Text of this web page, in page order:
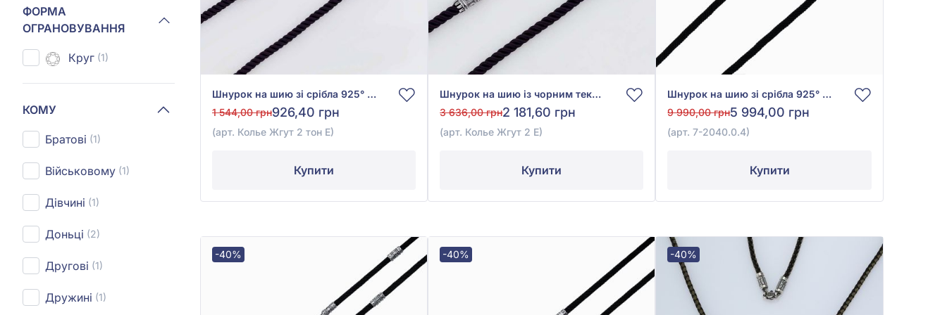
ФОРМА
ОГРАНОВУВАННЯ
Круг (1)
КОМУ
Братові (1)
Військовому (1)
Дівчині (1)
Доньці (2)
Другові (1)
Дружині (1)
Шнурок на шию зі срібла 925° з чорним текстилем, арт. Колье Жгут 2 тон Е
1 544,00 грн926,40 грн
(арт. Колье Жгут 2 тон Е)
Купити
Шнурок на шию із чорним текстилем зі срібла 925°, арт. Колье Жгут 2 Е
3 636,00 грн2 181,60 грн
(арт. Колье Жгут 2 Е)
Купити
Шнурок на шию зі срібла 925° без вставки, арт. 7-2040.0.4
9 990,00 грн5 994,00 грн
(арт. 7-2040.0.4)
Купити
-40% -40% -40%